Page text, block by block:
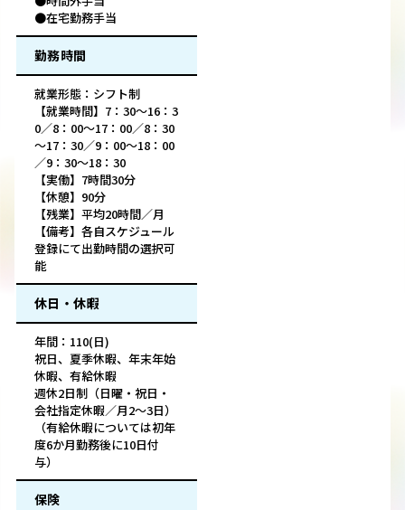
●在宅勤務手当
勤務時間
就業形態：シフト制
【就業時間】7：30～16：3
0／8：00～17：00／8：30
～17：30／9：00～18：00
／9：30～18：30
【実働】7時間30分
【休憩】90分
【残業】平均20時間／月
【備考】各自スケジュール
登録にて出勤時間の選択可
能
休日・休暇
年間：110(日)
祝日、夏季休暇、年末年始
休暇、有給休暇
週休2日制（日曜・祝日・
会社指定休暇／月2～3日）
（有給休暇については初年
度6か月勤務後に10日付
与）
保険